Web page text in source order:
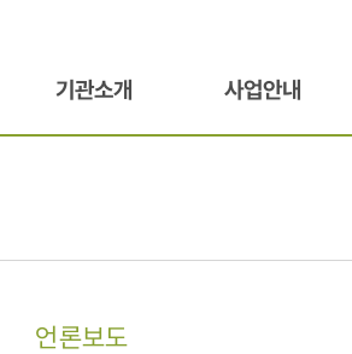
기관소개 사업안내
언론보도